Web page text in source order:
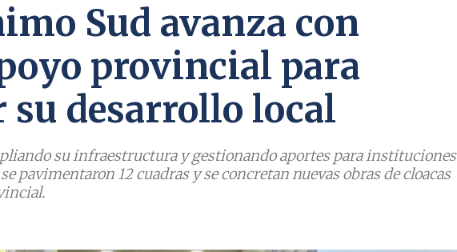
Sud avanza con
provincial para
su desarrollo local
su infraestructura y gestionando aportes para instituciones
pavimentaron 12 cuadras y se concretan nuevas obras de cloacas